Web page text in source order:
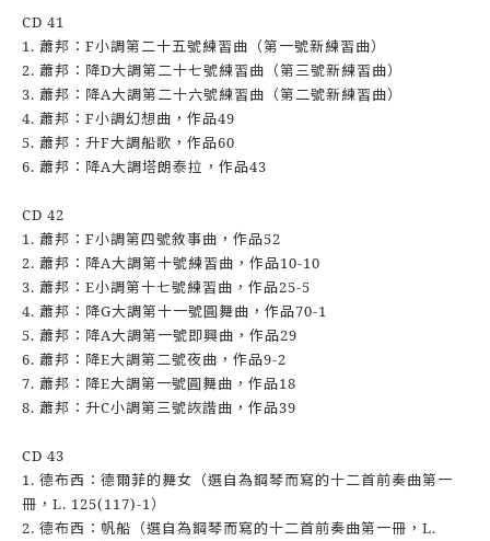
CD 41
1. 蕭邦：F小調第二十五號練習曲（第一號新練習曲）
2. 蕭邦：降D大調第二十七號練習曲（第三號新練習曲）
3. 蕭邦：降A大調第二十六號練習曲（第二號新練習曲）
4. 蕭邦：F小調幻想曲，作品49
5. 蕭邦：升F大調船歌，作品60
6. 蕭邦：降A大調塔朗泰拉，作品43
CD 42
1. 蕭邦：F小調第四號敘事曲，作品52
2. 蕭邦：降A大調第十號練習曲，作品10-10
3. 蕭邦：E小調第十七號練習曲，作品25-5
4. 蕭邦：降G大調第十一號圓舞曲，作品70-1
5. 蕭邦：降A大調第一號即興曲，作品29
6. 蕭邦：降E大調第二號夜曲，作品9-2
7. 蕭邦：降E大調第一號圓舞曲，作品18
8. 蕭邦：升C小調第三號詼諧曲，作品39
CD 43
1. 德布西：德爾菲的舞女（選自為鋼琴而寫的十二首前奏曲第一
冊，L. 125(117)-1）
2. 德布西：帆船（選自為鋼琴而寫的十二首前奏曲第一冊，L.